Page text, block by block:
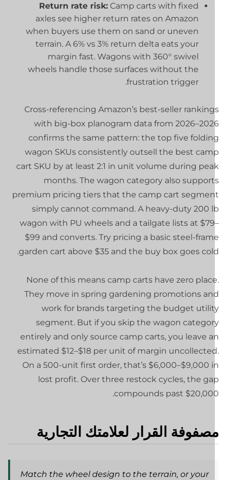
Return rate risk:Camp carts with fixed
axles see higher return rates on Amazon
when buyers use them on sand or uneven
terrain. A 6% vs 3% return delta eats your
margin fast. Wagons with 360° swivel
wheels handle those surfaces without the
frustration trigger.
Cross-referencing Amazon’s best-seller
with big-box planogram data from
confirms the same pattern: the top five
wagon SKUs consistently outsell the best
cart SKU by at least 2:1 in unit volume during
months. The wagon category also
premium pricing tiers that the camp cart
simply cannot command. A heavy-duty 200
wagon with PU wheels and a tailgate lists at
$99 and converts. Try pricing a basic steel-
garden cart above $35 and the buy box goes
None of this means camp carts have zero
They move in spring gardening promotions
work for brands targeting the budget
segment. But if you skip the wagon
entirely and only source camp carts, you leave
estimated $12–$18 per unit of margin
On a 500-unit first order, that’s $6,000–$9,000
lost profit. Over three restock cycles, the
compounds past
القرار لعلامتك التجارية
Match the wheel design to the terrain, or your